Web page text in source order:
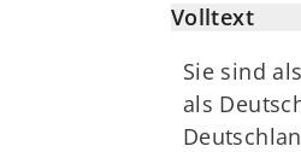
Volltext
Sie sind
als